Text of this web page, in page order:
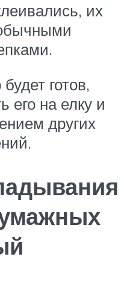
их
готов,
его на елку и
других